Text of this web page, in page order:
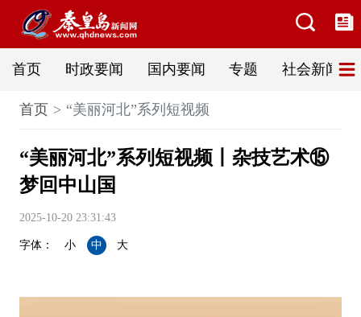
首页 时政要闻 国内要闻 专题 社会新闻
首页 “美丽河北”系列短视频
“美丽河北”系列短视频丨杂技艺术⑮
梦回中山国
2025-10-20 23:31:43
字体： 小 中 大